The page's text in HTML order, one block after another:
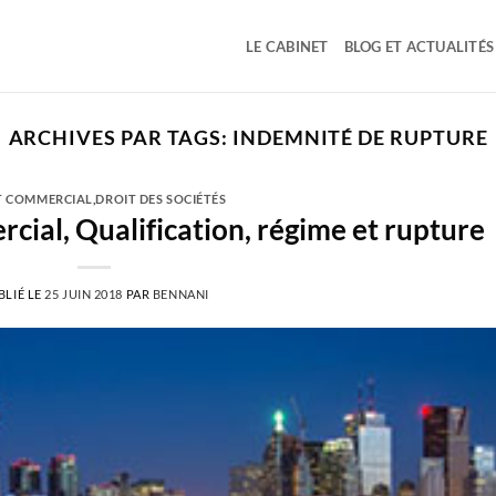
LE CABINET BLOG ET ACTUALITÉS
ARCHIVES PAR TAGS: INDEMNITÉ DE RUPTURE
COMMERCIAL ,DROIT DES SOCIÉTÉS
Qualification, régime et rupture
LE 25 JUIN 2018 PAR BENNANI